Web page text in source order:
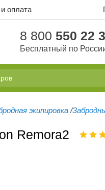
оплата
8 800 550 22
Бесплатный по
экипировка /
Remora2